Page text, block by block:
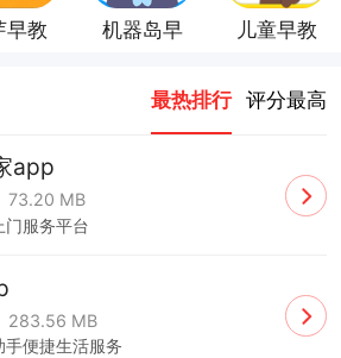
早教
机器岛早
儿童早教
最热排行 评分最高
app
73.20 MB
门服务平台
283.56 MB
手便捷生活服务